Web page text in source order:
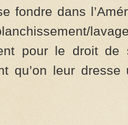
fondre dans
pour le droit de
qu’on leur